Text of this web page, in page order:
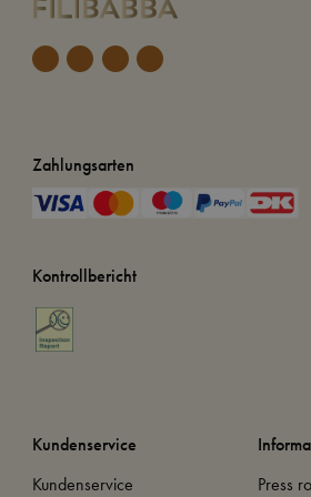
Zahlungsarten
Kontrollbericht
Kundenservice
Kundenservice
Press